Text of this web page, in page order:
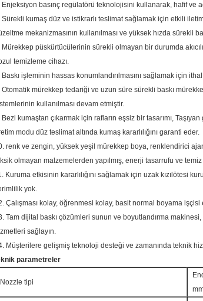
Enjeksiyon basınç regülatörü teknolojisini kullanarak, hafif ve
Sürekli kumaş düz ve istikrarlı teslimat sağlamak için etkili
mekanizmasının kullanılması ve yüksek hızda sürekli
Mürekkep püskürtücülerinin sürekli olmayan bir durumda
temizleme cihazı.
Baskı işleminin hassas konumlandırılmasını sağlamak için
Otomatik mürekkep tedariği ve uzun süre sürekli baskı
kullanılması devam etmiştir.
Bezi kumaştan çıkarmak için rafların eşsiz bir tasarımı,
modu düz teslimat altında kumaş kararlılığını garanti eder.
renk ve zengin, yüksek yeşil mürekkep boya, renklendirici
olmayan malzemelerden yapılmış, enerji tasarrufu ve
Kuruma etkisinin kararlılığını sağlamak için uzak kızılötesi
yok.
Çalışması kolay, öğrenmesi kolay, basit normal boyama işçisi
Tam dijital baskı çözümleri sunun ve boyutlandırma
sağlayın.
Müşterilere gelişmiş teknoloji desteği ve zamanında teknik
parametreler
Nozzle tipi